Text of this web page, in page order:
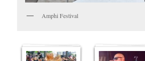
Amphi Festival